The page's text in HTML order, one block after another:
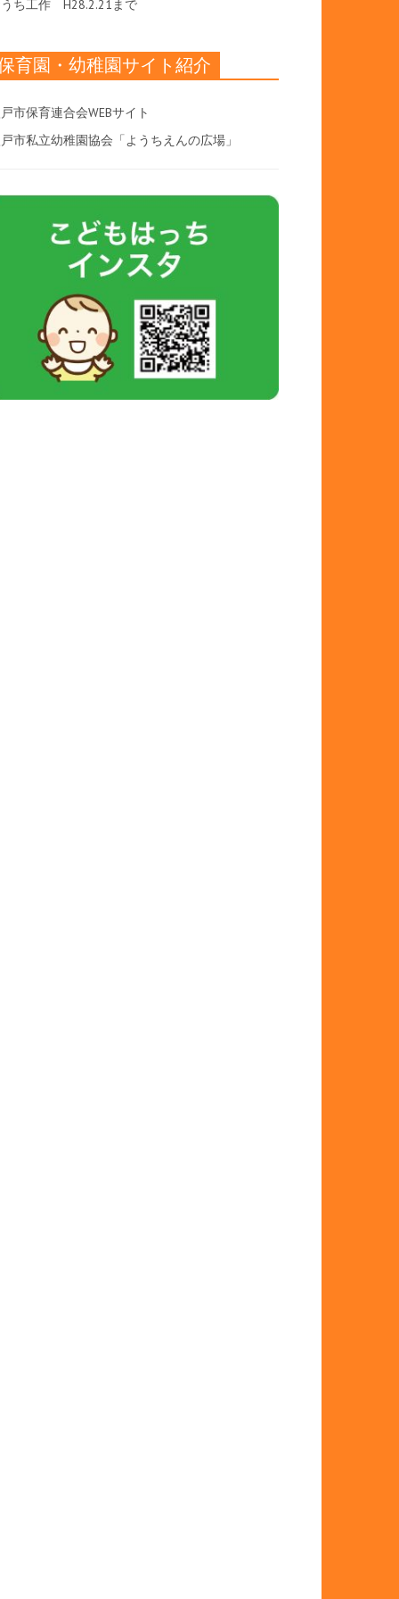
ち工作 H28.2.21まで
育園・幼稚園サイト紹介
市保育連合会WEBサイト
市私立幼稚園協会「ようちえんの広場」